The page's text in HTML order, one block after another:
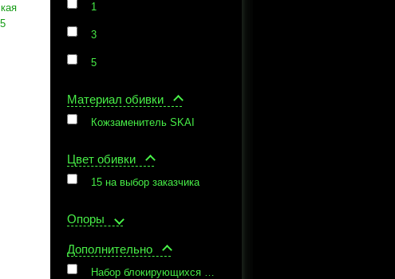
1
3
5
Материал обивки
Кожзаменитель SKAI
Цвет обивки
15 на выбор заказчика
Опоры
Дополнительно
Набор блокирующихся колес для моделей Capre M и F, педаль регулировки высоты стола в виде рамы, для моделей Capre M и F